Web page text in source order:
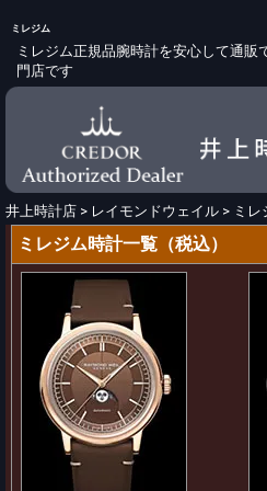
ミレジム
ミレジム正規品腕時計を安心して通
門店です
井上時計店 > レイモンドウェイル > ミレ
ミレジム時計一覧（税込）